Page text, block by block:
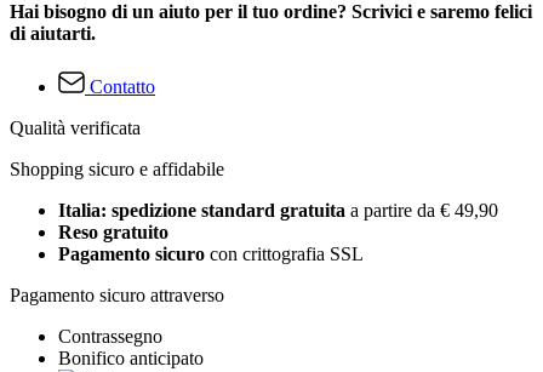
Hai bisogno di un aiuto per il tuo ordine? Scrivici e saremo felici
di aiutarti.
Contatto
Qualità verificata
Shopping sicuro e affidabile
Italia: spedizione standard gratuita a partire da € 49,90
Reso gratuito
Pagamento sicuro con crittografia SSL
Pagamento sicuro attraverso
Contrassegno
Bonifico anticipato